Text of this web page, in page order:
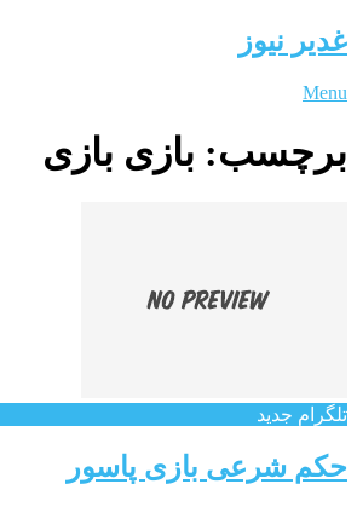
غدیر نیوز
Menu
برچسب: بازی بازی
تلگرام جدید
حکم شرعی بازی پاسور